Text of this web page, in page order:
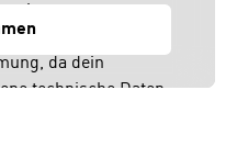
einen externen
wir
da dein
technische Daten